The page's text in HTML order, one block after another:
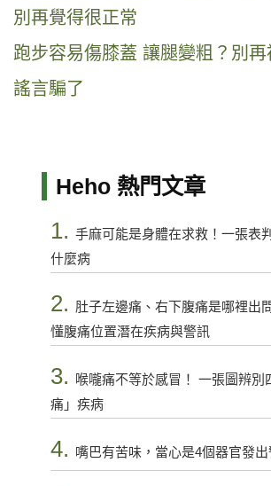
別再覺得很正常
跑步容易傷膝蓋 讓腿變粗？別
謠言騙了
Heho 熱門文章
1. 手麻可能是身體在求救！一張表
什麼病
2. 肚子左邊痛、右下腹痛是哪裡出
懂腹痛位置潛在疾病與警訊
3.
喉嚨痛不等於感冒！ 一張圖辨別
痛」疾病
4. 嘴巴有苦味，當心是4個器官發出